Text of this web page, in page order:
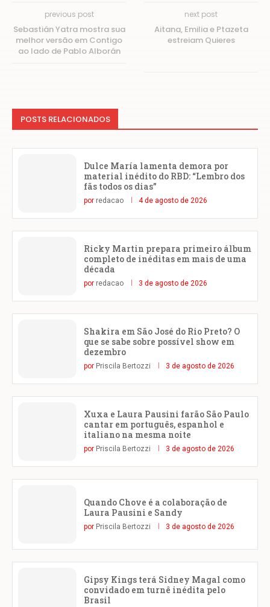
previous post
Sebastián Yatra mostra sua
melhor versão em Contigo
ao lado de Pablo Alborán
next post
Aitana, Emilia e Ptazeta
estreiam Quieres
POSTS RELACIONADOS
Dulce María lamenta demora por
material inédito do RBD: “Lembro dos
fãs todos os dias”
por redacao 4 de agosto de 2026
Ricky Martin prepara primeiro álbum
completo de inéditas em mais de uma
década
por redacao 3 de agosto de 2026
Shakira em São José do Rio Preto? O
que se sabe sobre possível show em
dezembro
por Priscila Bertozzi 3 de agosto de 2026
Xuxa e Laura Pausini farão São Paulo
cantar em português, espanhol e
italiano na mesma noite
por Priscila Bertozzi 3 de agosto de 2026
Quando Chove é a colaboração de
Laura Pausini e Sandy
por Priscila Bertozzi 3 de agosto de 2026
Gipsy Kings terá Sidney Magal como
convidado em turnê inédita pelo
Brasil